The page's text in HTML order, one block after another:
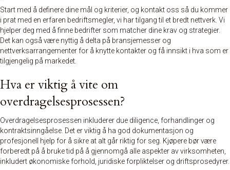
Start med å definere dine mål og kriterier, og kontakt oss så du kommer
i prat med en erfaren bedriftsmegler, vi har tilgang til et bredt nettverk. Vi
hjelper deg med å finne bedrifter som matcher dine krav og strategier.
Det kan også være nyttig å delta på bransjemesser og
nettverksarrangementer for å knytte kontakter og få innsikt i hva som er
tilgjengelig på markedet.
Hva er viktig å vite om
overdragelsesprosessen?
Overdragelsesprosessen inkluderer due diligence, forhandlinger og
kontraktsinngåelse. Det er viktig å ha god dokumentasjon og
profesjonell hjelp for å sikre at alt går riktig for seg. Kjøpere bør være
forberedt på å bruke tid på å gjennomgå alle aspekter av virksomheten,
inkludert økonomiske forhold, juridiske forpliktelser og driftsprosedyrer.